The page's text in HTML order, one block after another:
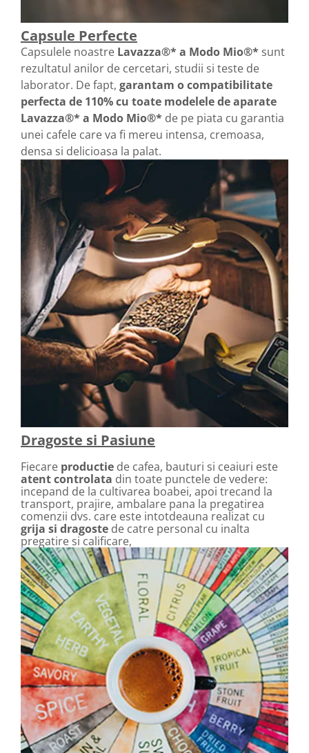
Capsule Perfecte
Capsulele noastre Lavazza®* a Modo Mio®* sunt
rezultatul anilor de cercetari, studii si teste de
laborator. De fapt, garantam o compatibilitate
perfecta de 110%cu toate modelele de aparate
Lavazza®* a Modo Mio®* de pe piata cu garantia
unei cafele care va fi mereu intensa, cremoasa,
densa si delicioasa la palat.
Dragoste si Pasiune
Fiecare productie de cafea, bauturi si ceaiuri este
atent controlata din toate punctele de vedere:
incepand de la cultivarea boabei, apoi trecand la
transport, prajire, ambalare pana la pregatirea
comenzii dvs. care este intotdeauna realizat cu
grija si dragoste de catre personal cu inalta
pregatire si calificare,